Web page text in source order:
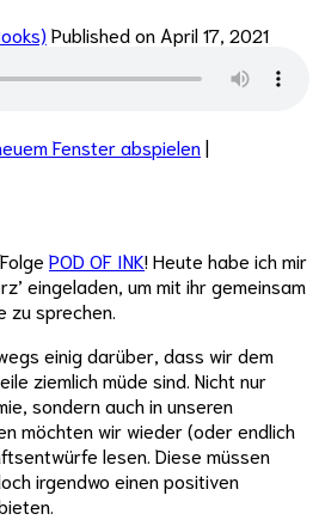
Published on April 17, 2021
Fenster abspielen|
POD OF INK! Heute habe ich mir
eingeladen, um mit ihr gemeinsam
zu sprechen.
einig darüber, dass wir dem
ziemlich müde sind. Nicht nur
sondern auch in unseren
möchten wir wieder (oder endlich
lesen. Diese müssen
irgendwo einen positiven